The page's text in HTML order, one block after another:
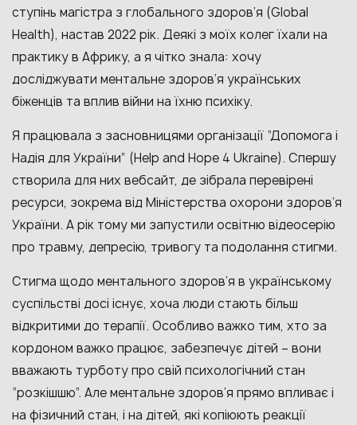
ступінь магістра з глобального здоров’я (Global
Health), настав 2022 рік. Деякі з моїх колег їхали на
практику в Африку, а я чітко знала: хочу
досліджувати ментальне здоров’я українських
біженців та вплив війни на їхню психіку.
Я працювала з засновницями організації “Допомога і
Надія для України” (Help and Hope 4 Ukraine). Спершу
створила для них вебсайт, де зібрала перевірені
ресурси, зокрема від Міністерства охорони здоров’я
України. А рік тому ми запустили освітню відеосерію
про травму, депресію, тривогу та подолання стигми.
Стигма щодо ментального здоров’я в українському
суспільстві досі існує, хоча люди стають більш
відкритими до терапії. Особливо важко тим, хто за
кордоном важко працює, забезпечує дітей – вони
вважають турботу про свій психологічний стан
“розкішшю”. Але ментальне здоров’я прямо впливає і
на фізичний стан, і на дітей, які копіюють реакції